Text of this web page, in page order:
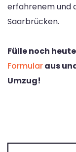
erfahrenem und
Saarbrücken.
Fülle noch
Formularaus
Umzug!